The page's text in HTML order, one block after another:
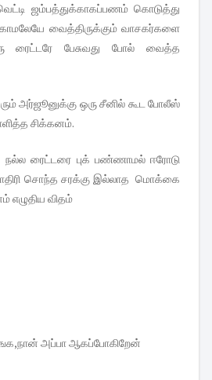
வெட்டி ஜம்பத்துக்காகப்பணம் கொடுத்து
வைத்திருக்கும் வாசகர்களை
ரைட்டரே பேசுவது போல் வைத்த
அர்ஜூனுக்கு ஒரு சீனில் கூட போலீஸ்
சிக்கனம்.
நல்ல ரைட்டரை புக் பண்ணாமல் ஈரோடு
சொந்த சரக்கு இல்லாத மொக்கை
விதம்
அப்பா ஆகப்போகிறேன்